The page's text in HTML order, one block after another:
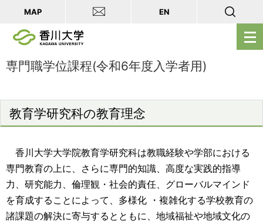
メ
ニ
く
MAP EN
専門職学位課程(令和6年度入学者用)
教育学研究科の教育理念
香川大学大学院教育学研究科は教職経験や学部における
専門教育の上に、さらに専門的知識、高度な実践的指導
力、研究能力、倫理観・社会的責任、グローバルマインド
を育成することによって、多様化 ・複雑化する学校教育の
諸課題の解決に寄与するとともに、地域福祉や地域文化の